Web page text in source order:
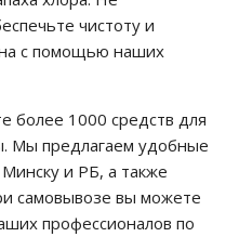
чистоту и
с помощью наших
более 1000 средств для
Мы предлагаем удобные
Минску и РБ, а также
самовывозе вы можете
профессионалов по